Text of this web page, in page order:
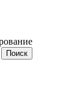
Поиск